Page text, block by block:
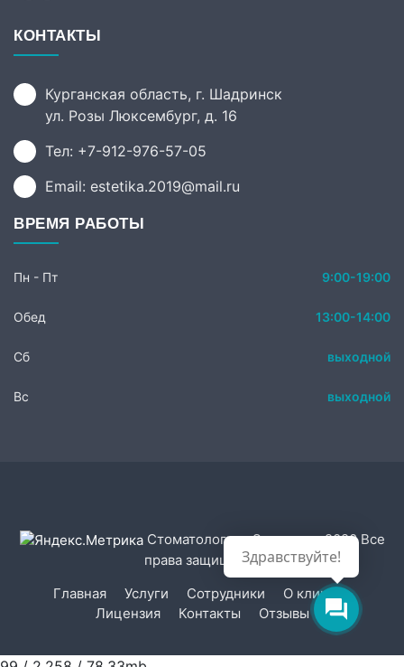
КОНТАКТЫ
Курганская область, г. Шадринск
ул. Розы Люксембург, д. 16
Тел: +7-912-976-57-05
Email: estetika.2019@mail.ru
ВРЕМЯ РАБОТЫ
Пн - Пт 9:00-19:00
Обед 13:00-14:00
Сб выходной
Вс выходной
Стоматология «Эстетика» 2020 Все
права защищены.
Главная
Услуги Сотрудники
О клинике
Лицензия
Контакты Отзывы
Здравствуйте!